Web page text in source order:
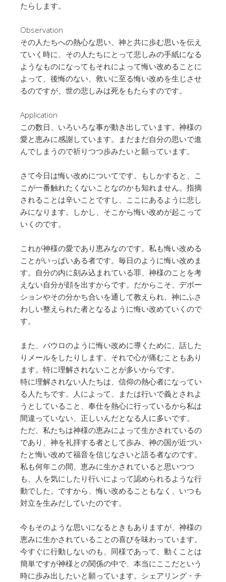
たらします。
Observation
その人たちへの熱心な思い、神と共に歩む思いを伝え
ていく時に、その人たちにとって悲しみの手紙になる
ようなものになってもそれによって悔い改めることに
よって、後悔のない、救いに至る悔い改めを生じさせ
るのですが、世の悲しみは死をもたらすのです。
Application
この数日、いろいろな事が動き出しています。神様の
愛と恵みに感謝しています。まだまだ自分の思いで進
んでしまうので祈りつつ歩みたいと願っています。
さて今日は悔い改めについてです。もしかすると、こ
こが一番触れたくないことなのかも知れません。指摘
されることは辛いことですし、ここにあるように悲し
みになります。しかし、そこから悔い改めが起こって
いくのです。
これが神様の愛であり恵みなのです。私も悔い改める
ことがいっぱいある者です。毎日のように悔い改めま
す。自分の内に刻み込まれている罪、神様のことを考
えない自分が顔を出すからです。だからこそ、デボー
ションやその分かち合いを通して教えられ、神にふさ
わしい整えられた者となるように悔い改めていくので
す。
また、パウロのように悔い改めに導くために、話した
りメールをしたりします。それで心が痛むこともあり
ます。特に理解されないことが多いからです。
特に理解されない人たちは、信仰の熱心者になってい
る人たちです。人によって、または行いで義とされよ
うとしていること、奉仕を熱心に行っているから私は
間違っていない、正しいんだとなる人に多いです。
ただ、私たちは神様の恵みによって生かされているの
であり、神を礼拝する者として歩み、神の国が近づい
たと悔い改めて福音を信じなさいと語る者なのです。
私も何年この間、恵みに生かされていると思いつつ
も、人を気にしたり行いによって認められるような行
動でした。ですから、悔い改めることもなく、いつも
対立を生みだしていたのです。
今もそのような思いになるときもありますが、神様の
恵みに生かされていることの喜びを味わっています。
今すぐに行動しないのも、同様であって、動くことは
簡単ですが神様との関係の中で、本当にここだという
時に歩み出したいと願っています。シェアリング・チ